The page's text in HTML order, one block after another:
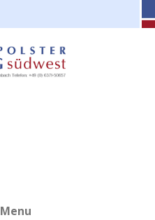
Menu